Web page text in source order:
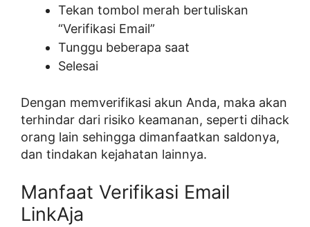
Tekan tombol merah bertuliskan
“Verifikasi Email”
Tunggu beberapa saat
Selesai
Dengan memverifikasi akun Anda, maka akan
terhindar dari risiko keamanan, seperti dihack
orang lain sehingga dimanfaatkan saldonya,
dan tindakan kejahatan lainnya.
Manfaat Verifikasi Email
LinkAja